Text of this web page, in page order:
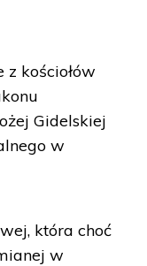
kościołów
Gidelskiej
w
która choć
w